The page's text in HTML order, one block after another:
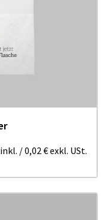
inkl. /0,02 €exkl. USt.